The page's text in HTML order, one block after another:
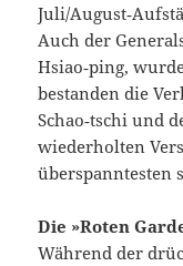
Juli/
Auch der
Hsiao‑ping,
bestanden die
Schao‑tschi und
wiederholten
überspanntesten
Die »Roten
Während der